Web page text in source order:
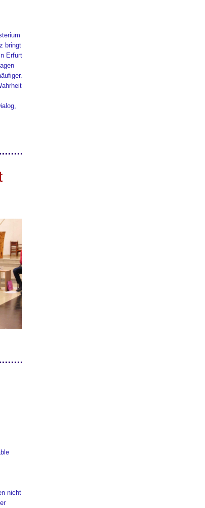
bringt
Erfurt
nicht